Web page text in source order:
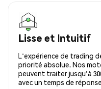
Lisse et Intuitif
L'expérience de trading
priorité absolue. Nos
peuvent traiter jusqu'à
avec un temps de